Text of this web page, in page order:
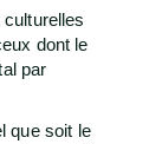
dont le
par
que soit le